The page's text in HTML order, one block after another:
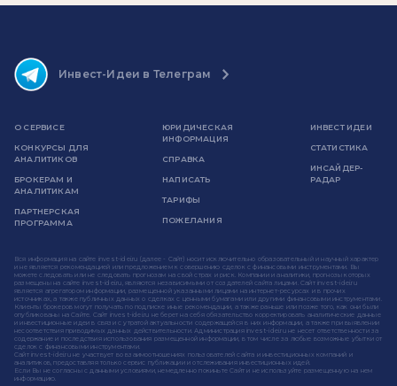
Инвест-Идеи в Телеграм
О СЕРВИСЕ
КОНКУРСЫ ДЛЯ
АНАЛИТИКОВ
БРОКЕРАМ И
АНАЛИТИКАМ
ПАРТНЕРСКАЯ
ПРОГРАММА
ЮРИДИЧЕСКАЯ
ИНФОРМАЦИЯ
СПРАВКА
НАПИСАТЬ
ТАРИФЫ
ПОЖЕЛАНИЯ
ИНВЕСТ ИДЕИ
СТАТИСТИКА
ИНСАЙДЕР-
РАДАР
Вся информация на сайте invest-idei.ru (далее - Сайт) носит исключительно образовательный и научный характер
и не является рекомендацией или предложением к совершению сделок с финансовыми инструментами. Вы
можете следовать или не следовать прогнозам на свой страх и риск. Компании и аналитики, прогнозы которых
размещены на сайте invest-idei.ru, являются независимыми от создателей сайта лицами. Сайт invest-idei.ru
является агрегатором информации, размещенной указанными лицами на интернет-ресурсах и в прочих
источниках, а также публичных данных о сделках с ценными бумагами или другими финансовыми инструментами.
Клиенты брокеров могут получать по подписке иные рекомендации, а также раньше или позже того, как они были
опубликованы на Сайте. Сайт invest-idei.ru не берет на себя обязательство корректировать аналитические данные
и инвестиционные идеи в связи с утратой актуальности содержащейся в них информации, а также при выявлении
несоответствия приводимых данных действительности. Администрация invest-idei.ru не несет ответственности за
содержание и последствия использования размещенной информации, в том числе за любые возможные убытки от
сделок с финансовыми инструментами.
Сайт invest-idei.ru не участвует во взаимоотношениях пользователей сайта и инвестиционных компаний и
аналитиков, предоставляя только сервис публикации и отслеживания инвестиционных идей.
Если Вы не согласны с данными условиями, немедленно покиньте Сайт и не используйте размещенную на нем
информацию.